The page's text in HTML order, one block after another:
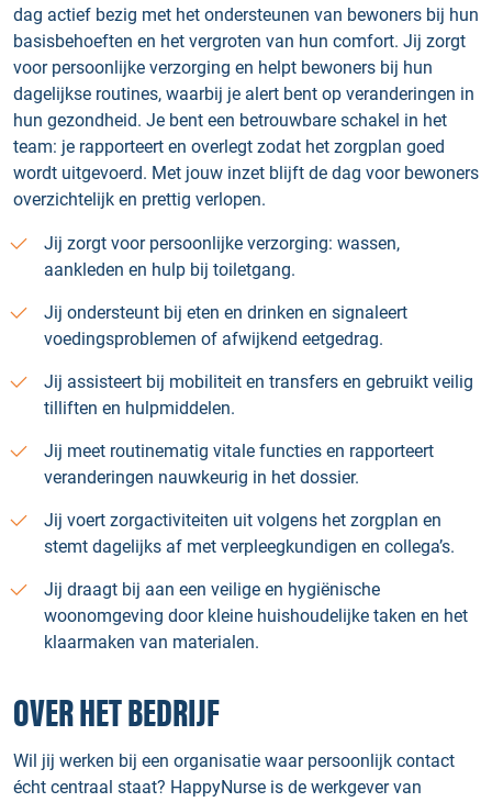
dag actief bezig met het ondersteunen van bewoners bij hun
basisbehoeften en het vergroten van hun comfort. Jij zorgt
voor persoonlijke verzorging en helpt bewoners bij hun
dagelijkse routines, waarbij je alert bent op veranderingen in
hun gezondheid. Je bent een betrouwbare schakel in het
team: je rapporteert en overlegt zodat het zorgplan goed
wordt uitgevoerd. Met jouw inzet blijft de dag voor bewoners
overzichtelijk en prettig verlopen.
Jij zorgt voor persoonlijke verzorging: wassen,
aankleden en hulp bij toiletgang.
Jij ondersteunt bij eten en drinken en signaleert
voedingsproblemen of afwijkend eetgedrag.
Jij assisteert bij mobiliteit en transfers en gebruikt veilig
tilliften en hulpmiddelen.
Jij meet routinematig vitale functies en rapporteert
veranderingen nauwkeurig in het dossier.
Jij voert zorgactiviteiten uit volgens het zorgplan en
stemt dagelijks af met verpleegkundigen en collega’s.
Jij draagt bij aan een veilige en hygiënische
woonomgeving door kleine huishoudelijke taken en het
klaarmaken van materialen.
OVER HET BEDRIJF
Wil jij werken bij een organisatie waar persoonlijk contact
écht centraal staat? HappyNurse is de werkgever van